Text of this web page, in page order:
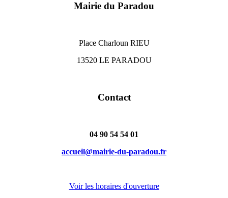
Mairie du Paradou
Place Charloun RIEU
13520 LE PARADOU
Contact
04 90 54 54 01
accueil@mairie-du-paradou.fr
Voir les horaires d'ouverture